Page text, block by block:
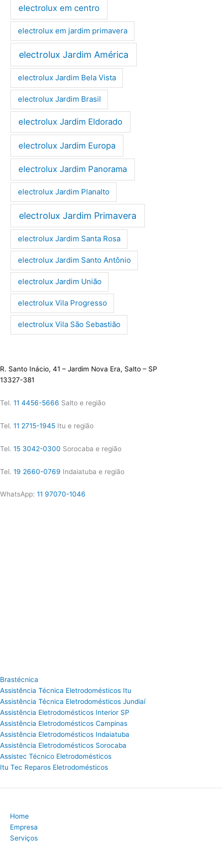
electrolux em centro
electrolux em jardim primavera
electrolux Jardim América
electrolux Jardim Bela Vista
electrolux Jardim Brasil
electrolux Jardim Eldorado
electrolux Jardim Europa
electrolux Jardim Panorama
electrolux Jardim Planalto
electrolux Jardim Primavera
electrolux Jardim Santa Rosa
electrolux Jardim Santo Antônio
electrolux Jardim União
electrolux Vila Progresso
electrolux Vila São Sebastião
R. Santo Inácio, 41 – Jardim Nova Era, Salto – SP
13327-381
Tel. 11 4456-5666 Salto e região
Tel. 11 2715-1945 Itu e região
Tel. 15 3042-0300 Sorocaba e região
Tel. 19 2660-0769 Indaiatuba e região
WhatsApp: 11 97070-1046
Brastécnica
Assistência Técnica Eletrodomésticos Itu
Assistência Técnica Eletrodomésticos Jundiaí
Assistência Eletrodomésticos Interior SP
Assistência Eletrodomésticos Campinas
Assistência Eletrodomésticos Indaiatuba
Assistência Eletrodomésticos Sorocaba
Assistec Técnico Eletrodomésticos
Itu Tec Reparos Eletrodomésticos
Home
Empresa
Serviços